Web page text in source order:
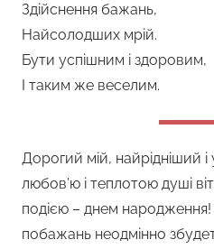
Здійснення бажань,
Найсолодших мрій.
Бути успішним і здоровим,
І таким же веселим.
Дорогий мій, найрідніший
любов’ю і теплотою душі
подією – днем
побажань неодмінно